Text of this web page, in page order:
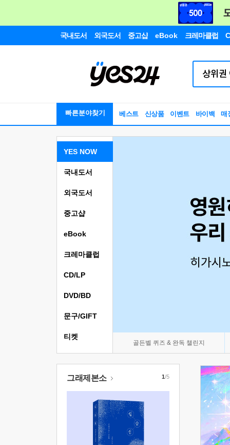
국내도서 외국도서 중고샵 eBook 크레마클럽
빠른분야찾기 베스트 신상품 이벤트 바이백 매
YES NOW
골든벨 퀴즈 & 완독 챌린지
국내도서
외국도서
중고샵
eBook
크레마클럽
CD/LP
DVD/BD
문구/GIFT
티켓
그래제본소 1/5